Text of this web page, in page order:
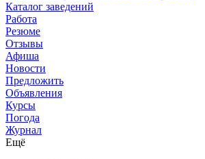
Каталог заведений
Работа
Резюме
Отзывы
Афиша
Новости
Предложить
Объявления
Курсы
Погода
Журнал
Ещё